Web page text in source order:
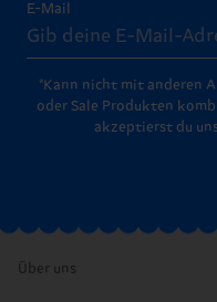
E-Mail
*Kann nicht mit anderen
oder Sale Produkten
akzeptierst du
Über uns